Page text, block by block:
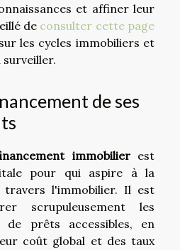
et affiner leur
de consulter cette page
sur les cycles immobiliers et
surveiller.
de ses
immobilierest
pour qui aspire à la
l'immobilier. Il est
scrupuleusement les
de prêts accessibles, en
coût global et des taux